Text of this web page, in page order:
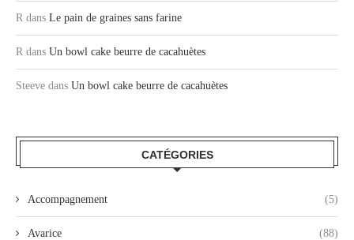
R dans Le pain de graines sans farine
R dans Un bowl cake beurre de cacahuètes
Steeve dans Un bowl cake beurre de cacahuètes
CATÉGORIES
Accompagnement (5)
Avarice (88)